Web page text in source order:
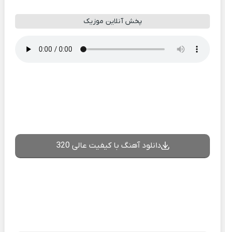
پخش آنلاین موزیک
دانلود آهنگ با کیفیت عالی 320